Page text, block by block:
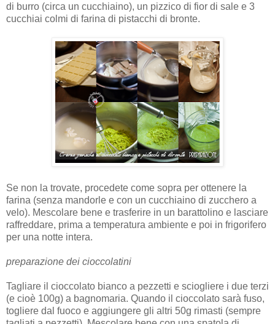
di burro (circa un cucchiaino), un pizzico di fior di sale e 3
cucchiai colmi di farina di pistacchi di bronte.
Se non la trovate, procedete come sopra per ottenere la
farina (senza mandorle e con un cucchiaino di zucchero a
velo). Mescolare bene e trasferire in un barattolino e lasciare
raffreddare, prima a temperatura ambiente e poi in frigorifero
per una notte intera.
preparazione dei cioccolatini
Tagliare il cioccolato bianco a pezzetti e sciogliere i due terzi
(e cioè 100g) a bagnomaria. Quando il cioccolato sarà fuso,
togliere dal fuoco e aggiungere gli altri 50g rimasti (sempre